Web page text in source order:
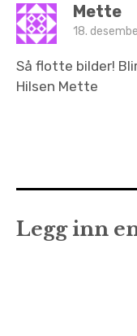
Mette
18.
Så flotte bilder!
Hilsen Mette
Legg inn